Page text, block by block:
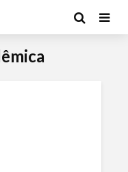
Futuro: